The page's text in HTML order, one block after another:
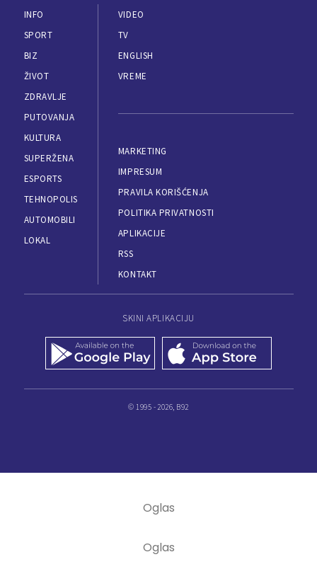
INFO
SPORT
BIZ
ŽIVOT
ZDRAVLJE
PUTOVANJA
KULTURA
SUPERŽENA
ESPORTS
TEHNOPOLIS
AUTOMOBILI
LOKAL
VIDEO
TV
ENGLISH
VREME
MARKETING
IMPRESUM
PRAVILA KORIŠĆENJA
POLITIKA PRIVATNOSTI
APLIKACIJE
RSS
KONTAKT
SKINI APLIKACIJU
© 1995 - 2026, B92